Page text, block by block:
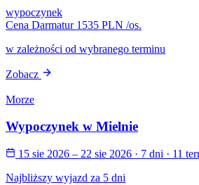
wypoczynek
Cena Darmatur 1535 PLN /os.
w zależności od wybranego terminu
Zobacz
Morze
Wypoczynek w Mielnie
15 sie 2026 – 22 sie 2026 · 7 dni · 11
Najbliższy wyjazd za 5 dni